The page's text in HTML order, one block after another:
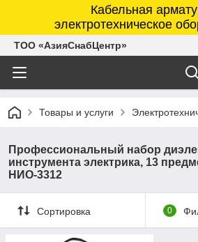
Кабельная
электротехническое
ТОО «АзияСнабЦентр»
Товары и услуги
Профессиональный набор
инструмента электрика, 13
НИО-3312
Сортировка 0